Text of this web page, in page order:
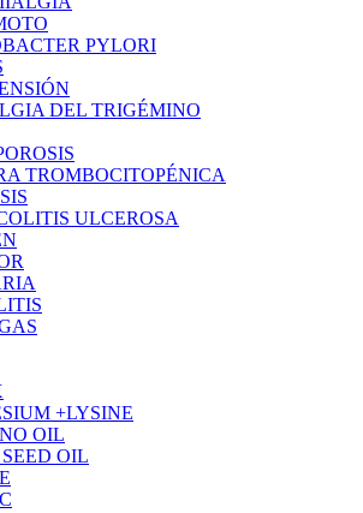
PYLORI
DEL TRIGÉMINO
TROMBOCITOPÉNICA
ULCEROSA
+LYSINE
OIL
OIL